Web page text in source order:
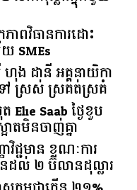
ព​វិធានការ​ដោះ
​SMEs​
ដានី អគ្គ​នាយិកា​
ស្រស់ ស្រគត់ស្រគំ
Saab ថ្ងៃខួប
តមិនចាញ់គ្នា
វិជ្ជមាន​ ​ខណៈ​ការ​
ដល់​ ​២​ ​ប៊ីលាន​ដុល្លារ​